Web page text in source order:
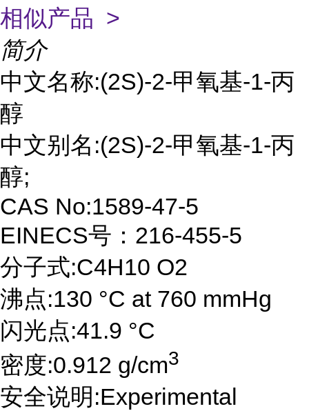
相似产品 >
简介
中文名称:(2S)-2-甲氧基-1-丙
醇
中文别名:(2S)-2-甲氧基-1-丙
醇;
CAS No:1589-47-5
EINECS号：216-455-5
分子式:C4H10 O2
沸点:130 °C at 760 mmHg
闪光点:41.9 °C
密度:0.912 g/cm3
安全说明:Experimental